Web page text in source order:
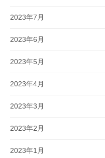
2023年7月
2023年6月
2023年5月
2023年4月
2023年3月
2023年2月
2023年1月